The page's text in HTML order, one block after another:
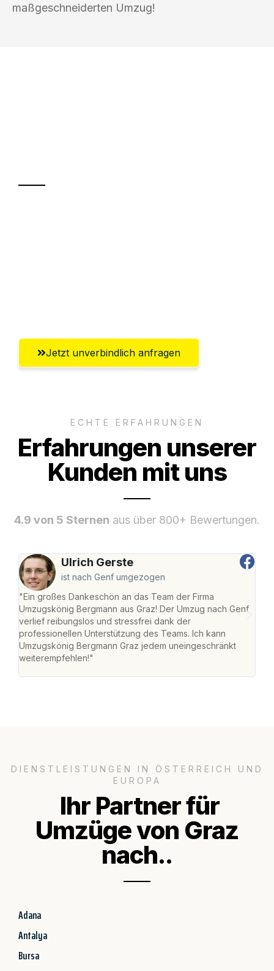
maßgeschneiderten Umzug!
Jetzt unverbindlich anfragen
ECHTE ERFAHRUNGEN
Erfahrungen unserer
Kunden mit uns
4.9 von 5 Sternen aus über 800+ Bewertungen.
Ulrich Gerste
ist nach Genf umgezogen
"Ein großes Dankeschön an das Team der Firma
Umzugskönig Bergmann aus Graz! Der Umzug nach Genf
verlief reibungslos und stressfrei dank der
professionellen Unterstützung des Teams. Ich kann
Umzugskönig Bergmann Graz jedem uneingeschränkt
weiterempfehlen!"
DIENSTLEISTUNGEN IN ÖSTERREICH UND
EUROPA
Ihr Partner für
Umzüge von Graz
nach..
Adana
Antalya
Bursa